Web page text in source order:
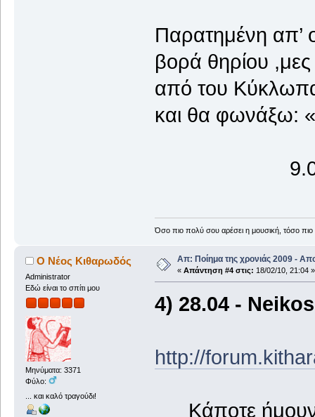
Παρατημένη απ’
βορά θηρίου
από του
και θα φωνάξω:
Όσο πιο πολύ σου αρέσει η μουσική, τόσο
Ο Νέος Κιθαρωδός
Administrator
Εδώ είναι το σπίτι μου
Μηνύματα: 3371
Φύλο:
... και καλό τραγούδι!
Απ: Ποίημα της χρονιάς 2009 -
« Απάντηση #4 στις: 18/02/10, 21:04 »
4) 28.04 - Neikos
http://
Κάποτε ήμουν